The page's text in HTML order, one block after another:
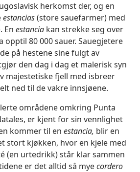
herkomst der, og en
estancias(store sauefarmer) med
En estancia kan strekke seg over
opptil 80 000 sauer. Sauegjetere
på hestene sine fulgt av
den dag i dag et malerisk syn
majestetiske fjell med isbreer
ned til de vakre innsjøene.
områdene omkring Punta
er kjent for sin vennlighet
kommer til en estancia, blir en
stort kjøkken, hvor en kjele med
(en urtedrikk) står klar sammen
er det alltid så myecordero